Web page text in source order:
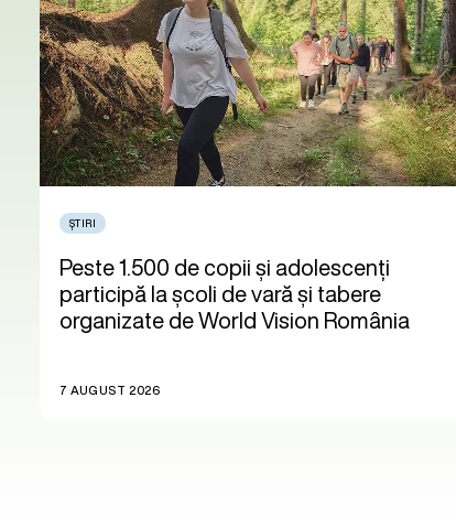
ȘTIRI
Peste 1.500 de copii și adolescenți
participă la școli de vară și tabere
organizate de World Vision România
7 AUGUST 2026